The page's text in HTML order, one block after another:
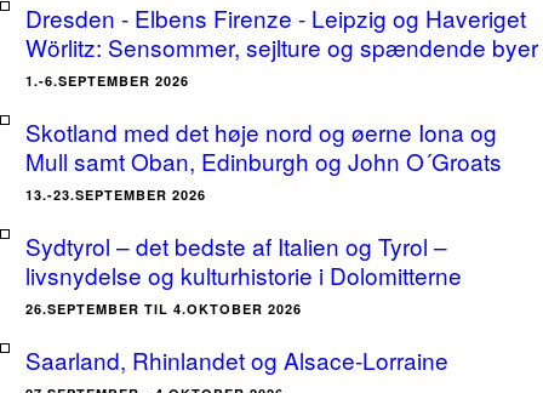
Dresden - Elbens Firenze - Leipzig og Haveriget
Wörlitz: Sensommer, sejlture og spændende byer
1.-6.SEPTEMBER 2026
Skotland med det høje nord og øerne Iona og
Mull samt Oban, Edinburgh og John O´Groats
13.-23.SEPTEMBER 2026
Sydtyrol – det bedste af Italien og Tyrol –
livsnydelse og kulturhistorie i Dolomitterne
26.SEPTEMBER TIL 4.OKTOBER 2026
Saarland, Rhinlandet og Alsace-Lorraine